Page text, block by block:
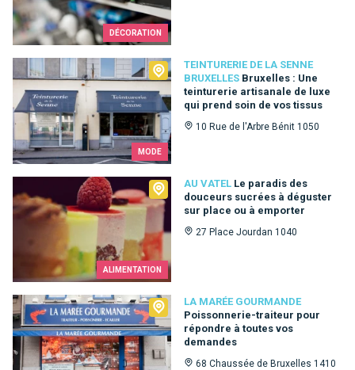
DÉCORATION
MODE
TEINTURERIE DE LA SENNE
BRUXELLES Bruxelles : Une
teinturerie artisanale de luxe
qui prend soin de vos tissus
10 Rue de l'Arbre Bénit 1050
Teinturerie de la Senne Bruxelles
ALIMENTATION
AU VATEL Le paradis des
douceurs sucrées à déguster
sur place ou à emporter
27 Place Jourdan 1040
LA MARÉE GOURMANDE
Poissonnerie-traiteur pour
répondre à toutes vos
demandes
68 Chaussée de Bruxelles 1410
La Marée Gourmande